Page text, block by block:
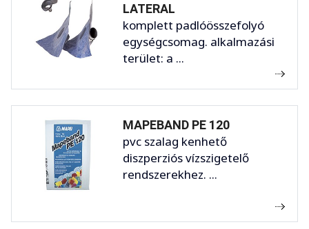
LATERAL
komplett padlóösszefolyó
egységcsomag. alkalmazási
terület: a ...
MAPEBAND PE 120
pvc szalag kenhető
diszperziós vízszigetelő
rendszerekhez. ...